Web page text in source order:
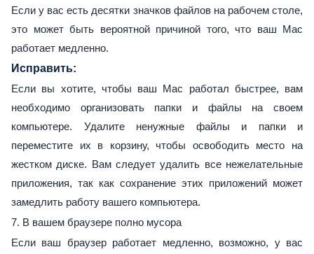
Если у вас есть десятки значков файлов на рабочем столе,
это может быть вероятной причиной того, что ваш Mac
работает медленно.
Исправить:
Если вы хотите, чтобы ваш Mac работал быстрее, вам
необходимо организовать папки и файлы на своем
компьютере. Удалите ненужные файлы и папки и
переместите их в корзину, чтобы освободить место на
жестком диске. Вам следует удалить все нежелательные
приложения, так как сохранение этих приложений может
замедлить работу вашего компьютера.
7. В вашем браузере полно мусора
Если ваш браузер работает медленно, возможно, у вас